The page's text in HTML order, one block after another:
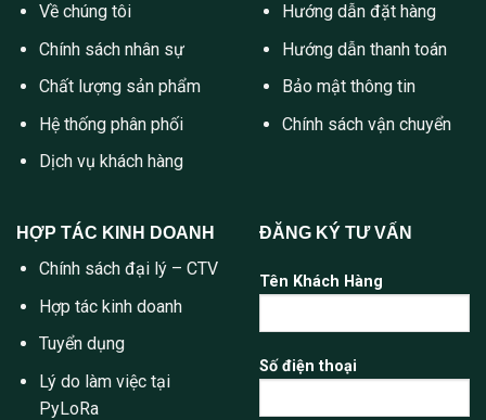
Về chúng tôi
Chính sách nhân sự
Chất lượng sản phẩm
Hệ thống phân phối
Dịch vụ khách hàng
Hướng dẫn đặt hàng
Hướng dẫn thanh toán
Bảo mật thông tin
Chính sách vận chuyển
HỢP TÁC KINH DOANH
Chính sách đại lý – CTV
Hợp tác kinh doanh
Tuyển dụng
Lý do làm việc tại
PyLoRa
ĐĂNG KÝ TƯ VẤN
Tên Khách Hàng
Số điện thoại